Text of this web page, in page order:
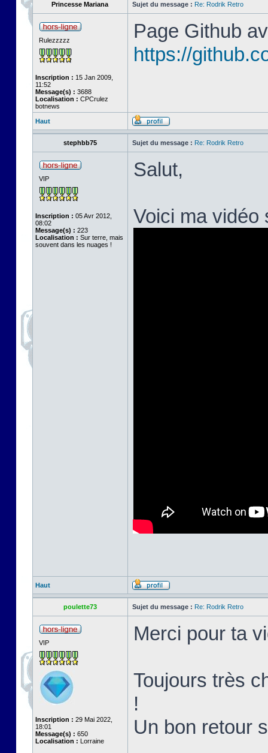
Princesse Mariana Sujet du message : Re: Rodrik Retro
Rulezzzzz
Inscription : 15 Jan 2009,
11:52
Message(s) : 3688
Localisation : CPCrulez
botnews
Page Github
https://
Haut
stephbb75 Sujet du message : Re: Rodrik Retro
VIP
Inscription : 05 Avr 2012,
08:02
Message(s) : 223
Localisation : Sur terre, mais
souvent dans les nuages !
Salut,
Voici ma
Haut
poulette73 Sujet du message : Re: Rodrik Retro
VIP
Inscription : 29 Mai 2022,
18:01
Message(s) : 650
Localisation : Lorraine
Merci pour ta
Toujours très
!
Un bon retour